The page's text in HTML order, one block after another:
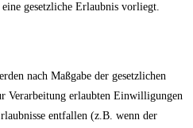
gesetzliche Erlaubnis vorliegt.
nach Maßgabe der gesetzlichen
Verarbeitung erlaubten Einwilligungen
entfallen (z.B. wenn der